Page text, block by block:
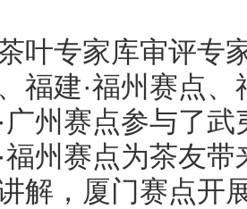
叶专家库审评专
福建·福州赛点、
广州赛点参与了
福州赛点为茶友
解，厦门赛点开